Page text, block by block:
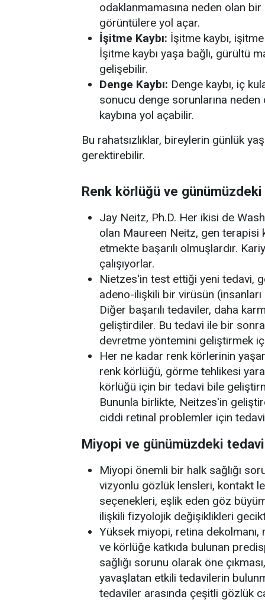
odaklanmamasına neden olan bir
görüntülere yol açar.
İşitme Kaybı: İşitme kaybı,
İşitme kaybı yaşa bağlı, gürültü
gelişebilir.
Denge Kaybı: Denge kaybı, iç
sonucu denge sorunlarına
kaybına yol açabilir.
Bu rahatsızlıklar, bireylerin günlük
gerektirebilir.
Renk körlüğü ve
Jay Neitz, Ph.D. Her ikisi de
olan Maureen Neitz, gen terapisi
etmekte başarılı olmuşlardır.
çalışıyorlar.
Nietzes'in test ettiği yeni tedavi,
adeno-ilişkili bir virüsün
Diğer başarılı tedaviler, daha
geliştirdiler. Bu tedavi ile bir
devretme yöntemini geliştirmek
Her ne kadar renk körlerinin
renk körlüğü, görme tehlikesi
körlüğü için bir tedavi bile
Bununla birlikte, Neitzes'in
ciddi retinal problemler için
Miyopi ve günümüzdeki
Miyopi önemli bir halk sağlığı
vizyonlu gözlük lensleri, kontakt
seçenekleri, eşlik eden göz
ilişkili fizyolojik değişiklikleri
Yüksek miyopi, retina
ve körlüğe katkıda bulunan
sağlığı sorunu olarak öne
yavaşlatan etkili tedavilerin
tedaviler arasında çeşitli gözlük